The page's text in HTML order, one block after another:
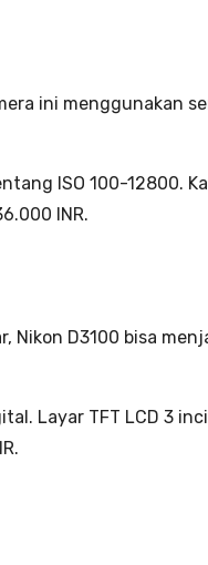
ini menggunakan
ISO 100-12800.
INR.
D3100 bisa
Layar TFT LCD 3